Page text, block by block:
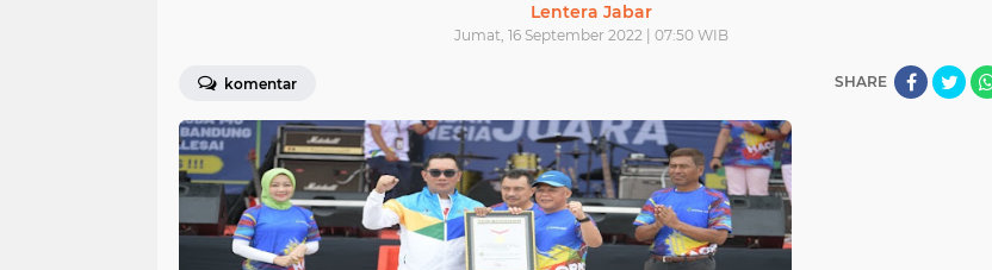
Lentera Jabar
Jumat, 16 September 2022 | 07:50 WIB
komentar SHARE